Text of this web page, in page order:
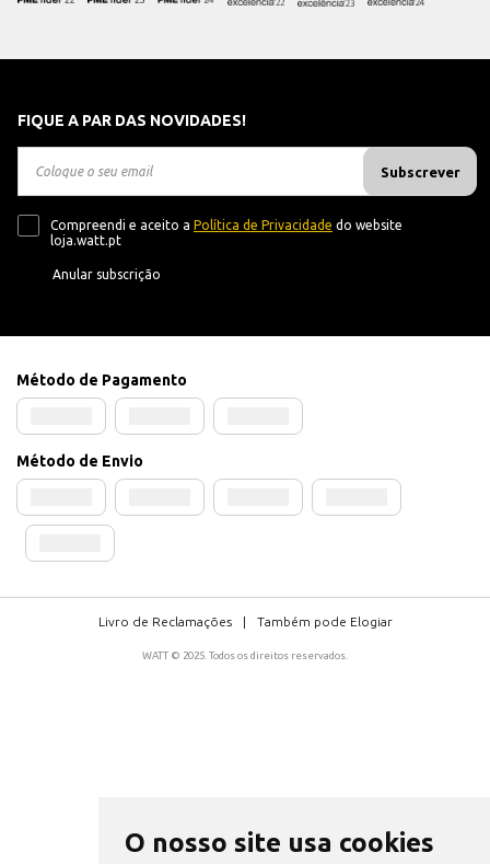
O nosso site usa cookies
FIQUE A PAR DAS NOVIDADES!
Subscrever
Compreendi e aceito a Política de Privacidade do website
loja.watt.pt
Anular subscrição
Método de Pagamento
Método de Envio
Livro de Reclamações | Também pode Elogiar
WATT © 2025. Todos os direitos reservados.